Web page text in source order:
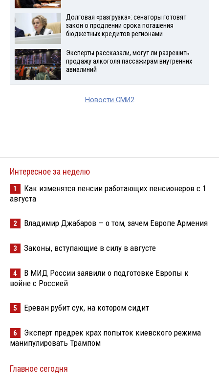
Долговая «разгрузка»: сенаторы готовят
закон о продлении срока погашения
бюджетных кредитов регионами
Эксперты рассказали, могут ли разрешить
продажу алкоголя пассажирам внутренних
авиалиний
Новости СМИ2
Интересное за неделю
1
Как изменятся пенсии работающих пенсионеров с 1
августа
2 Владимир Джабаров — о том, зачем Европе Армения
3 Законы, вступающие в силу в августе
4
В МИД России заявили о подготовке Европы к
войне с Россией
5 Ереван рубит сук, на котором сидит
6
Эксперт предрек крах попыток киевского режима
манипулировать Трампом
Главное сегодня